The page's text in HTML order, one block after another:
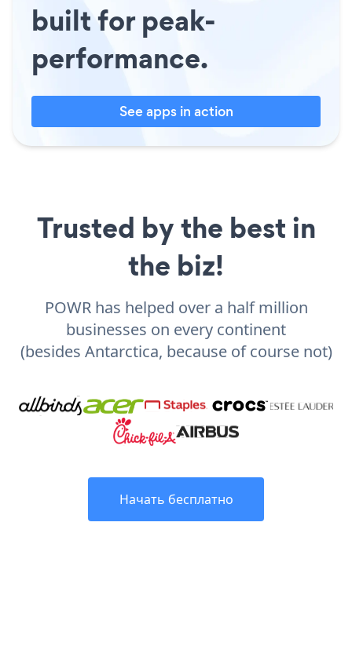
built for peak-
performance.
See apps in action
Trusted by the best in
the biz!
POWR has helped over a half million
businesses on every continent
(besides Antarctica, because of course not)
Начать бесплатно